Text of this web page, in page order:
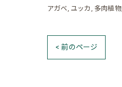
アガベ ユッカ 多肉植物
< 前のページ